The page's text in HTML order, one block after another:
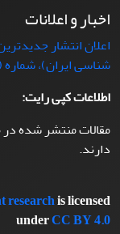
اخبار و اعلانات
اعلان انتشار
شناسی ایران)، شماره (4)38، زمستان1404
اطلاعات کپی رایت:
مقالات منتشر شده
دارند.
researchis licensed
underCC BY 4.0